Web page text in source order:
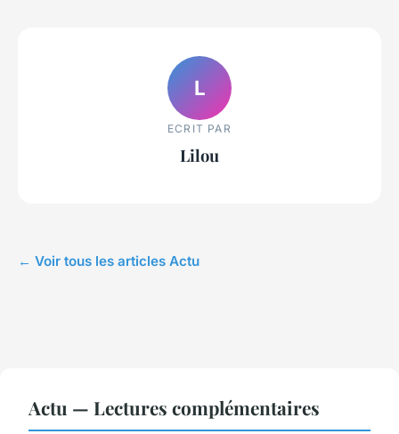
L
ECRIT PAR
Lilou
← Voir tous les articles Actu
Actu — Lectures complémentaires